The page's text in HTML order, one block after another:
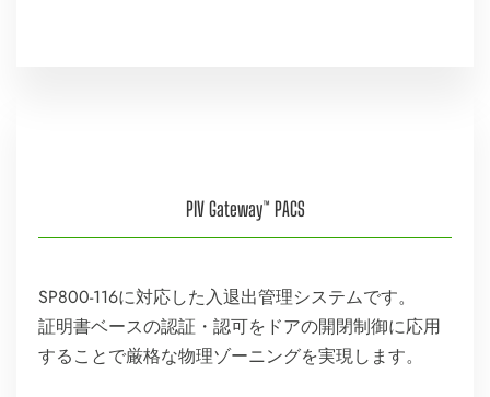
PIV Gateway™ PACS
SP800-116に対応した入退出管理システムです。
証明書ベースの認証・認可をドアの開閉制御に応用
することで厳格な物理ゾーニングを実現します。